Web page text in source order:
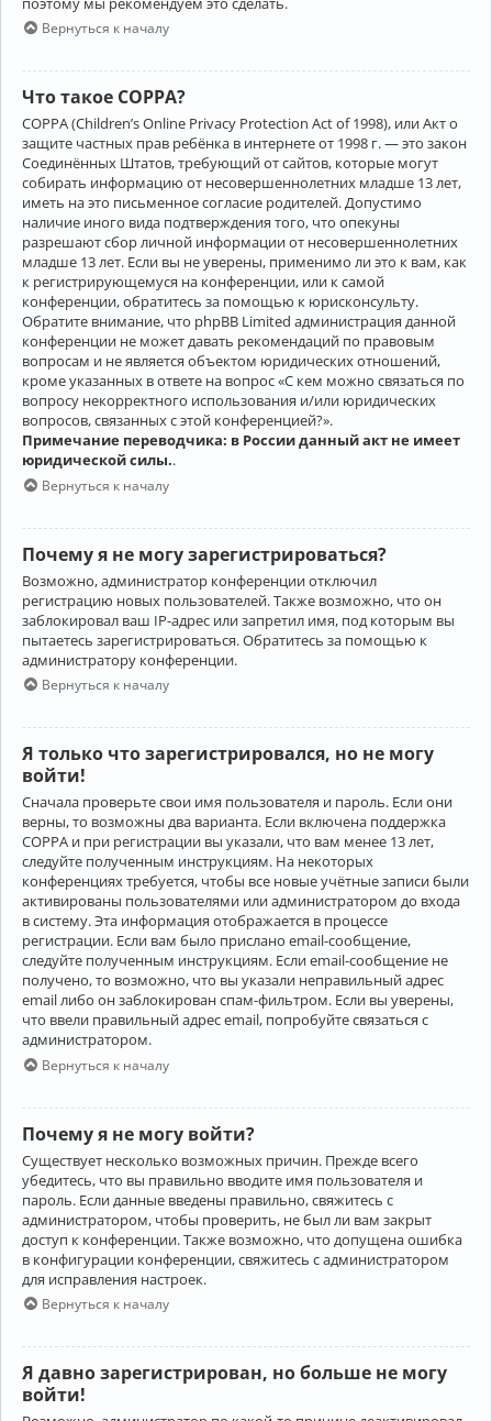
Вернуться к началу
Что такое COPPA?
COPPA (Children’s Online Privacy Protection Act of 1998), или Акт о
защите частных прав ребёнка в интернете от 1998 г. — это закон
Соединённых Штатов, требующий от сайтов, которые могут
собирать информацию от несовершеннолетних младше 13 лет,
иметь на это письменное согласие родителей. Допустимо
наличие иного вида подтверждения того, что опекуны
разрешают сбор личной информации от несовершеннолетних
младше 13 лет. Если вы не уверены, применимо ли это к вам, как
к регистрирующемуся на конференции, или к самой
конференции, обратитесь за помощью к юрисконсульту.
Обратите внимание, что phpBB Limited администрация данной
конференции не может давать рекомендаций по правовым
вопросам и не является объектом юридических отношений,
кроме указанных в ответе на вопрос «С кем можно связаться по
вопросу некорректного использования и/или юридических
вопросов, связанных с этой конференцией?».
Примечание переводчика: в России данный акт не имеет
юридической силы..
Вернуться к началу
Почему я не могу зарегистрироваться?
Возможно, администратор конференции отключил
регистрацию новых пользователей. Также возможно, что он
заблокировал ваш IP-адрес или запретил имя, под которым вы
пытаетесь зарегистрироваться. Обратитесь за помощью к
администратору конференции.
Вернуться к началу
Я только что зарегистрировался, но не могу
войти!
Сначала проверьте свои имя пользователя и пароль. Если они
верны, то возможны два варианта. Если включена поддержка
COPPA и при регистрации вы указали, что вам менее 13 лет,
следуйте полученным инструкциям. На некоторых
конференциях требуется, чтобы все новые учётные записи были
активированы пользователями или администратором до входа
в систему. Эта информация отображается в процессе
регистрации. Если вам было прислано email-сообщение,
следуйте полученным инструкциям. Если email-сообщение не
получено, то возможно, что вы указали неправильный адрес
email либо он заблокирован спам-фильтром. Если вы уверены,
что ввели правильный адрес email, попробуйте связаться с
администратором.
Вернуться к началу
Почему я не могу войти?
Существует несколько возможных причин. Прежде всего
убедитесь, что вы правильно вводите имя пользователя и
пароль. Если данные введены правильно, свяжитесь с
администратором, чтобы проверить, не был ли вам закрыт
доступ к конференции. Также возможно, что допущена ошибка
в конфигурации конференции, свяжитесь с администратором
для исправления настроек.
Вернуться к началу
Я давно зарегистрирован, но больше не могу
войти!